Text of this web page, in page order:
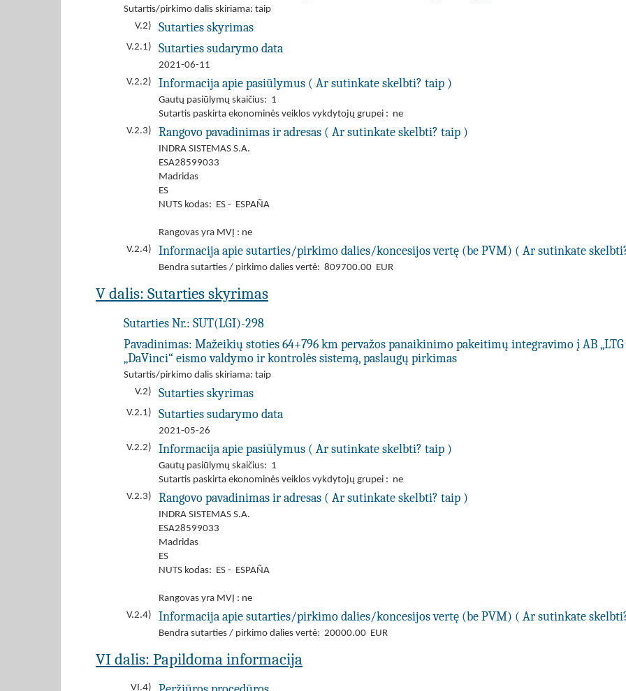
Sutartis/pirkimo dalis skiriama: taip
V.2)
Sutarties skyrimas
V.2.1) Sutarties sudarymo data
2021-06-11
V.2.2)
Informacija apie pasiūlymus ( Ar sutinkate skelbti? taip )
Gautų pasiūlymų skaičius: 1
Sutartis paskirta ekonominės veiklos vykdytojų grupei : ne
V.2.3)
Rangovo pavadinimas ir adresas ( Ar sutinkate skelbti? taip )
INDRA SISTEMAS S.A.
ESA28599033
Madridas
ES
NUTS kodas: ES - ESPAÑA
Rangovas yra MVĮ : ne
V.2.4)
Informacija apie sutarties/pirkimo dalies/koncesijos vertę (be PVM) ( Ar sutinkate
Bendra sutarties / pirkimo dalies vertė: 809700.00 EUR
V dalis: Sutarties skyrimas
Sutarties Nr.: SUT(LGI)-298
Pavadinimas: Mažeikių stoties 64+796 km pervažos panaikinimo pakeitimų integravimo į AB
„DaVinci“ eismo valdymo ir kontrolės sistemą, paslaugų pirkimas
Sutartis/pirkimo dalis skiriama: taip
V.2)
Sutarties skyrimas
V.2.1) Sutarties sudarymo data
2021-05-26
V.2.2)
Informacija apie pasiūlymus ( Ar sutinkate skelbti? taip )
Gautų pasiūlymų skaičius: 1
Sutartis paskirta ekonominės veiklos vykdytojų grupei : ne
V.2.3)
Rangovo pavadinimas ir adresas ( Ar sutinkate skelbti? taip )
INDRA SISTEMAS S.A.
ESA28599033
Madridas
ES
NUTS kodas: ES - ESPAÑA
Rangovas yra MVĮ : ne
V.2.4)
Informacija apie sutarties/pirkimo dalies/koncesijos vertę (be PVM) ( Ar sutinkate
Bendra sutarties / pirkimo dalies vertė: 20000.00 EUR
VI dalis: Papildoma informacija
VI.4)